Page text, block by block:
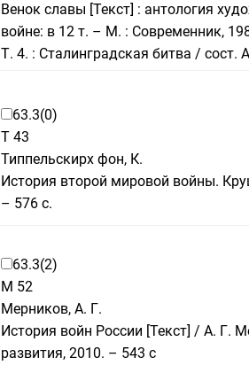
Венок славы [Текст] : антология
войне: в 12 т. – М. : Современник,
Т. 4. : Сталинградская битва / сост.
63.3(0)
Т 43
Типпельскирх фон, К.
История второй мировой войны.
– 576 с.
63.3(2)
М 52
Мерников, А. Г.
История войн России [Текст] / А. Г.
развития, 2010. – 543 с